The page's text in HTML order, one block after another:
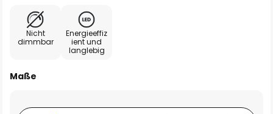
Nicht
dimmbar
Energieeffiz
ient und
langlebig
Maße